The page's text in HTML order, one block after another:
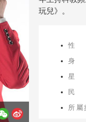
玩兒》。
性
身
星
民
所屬